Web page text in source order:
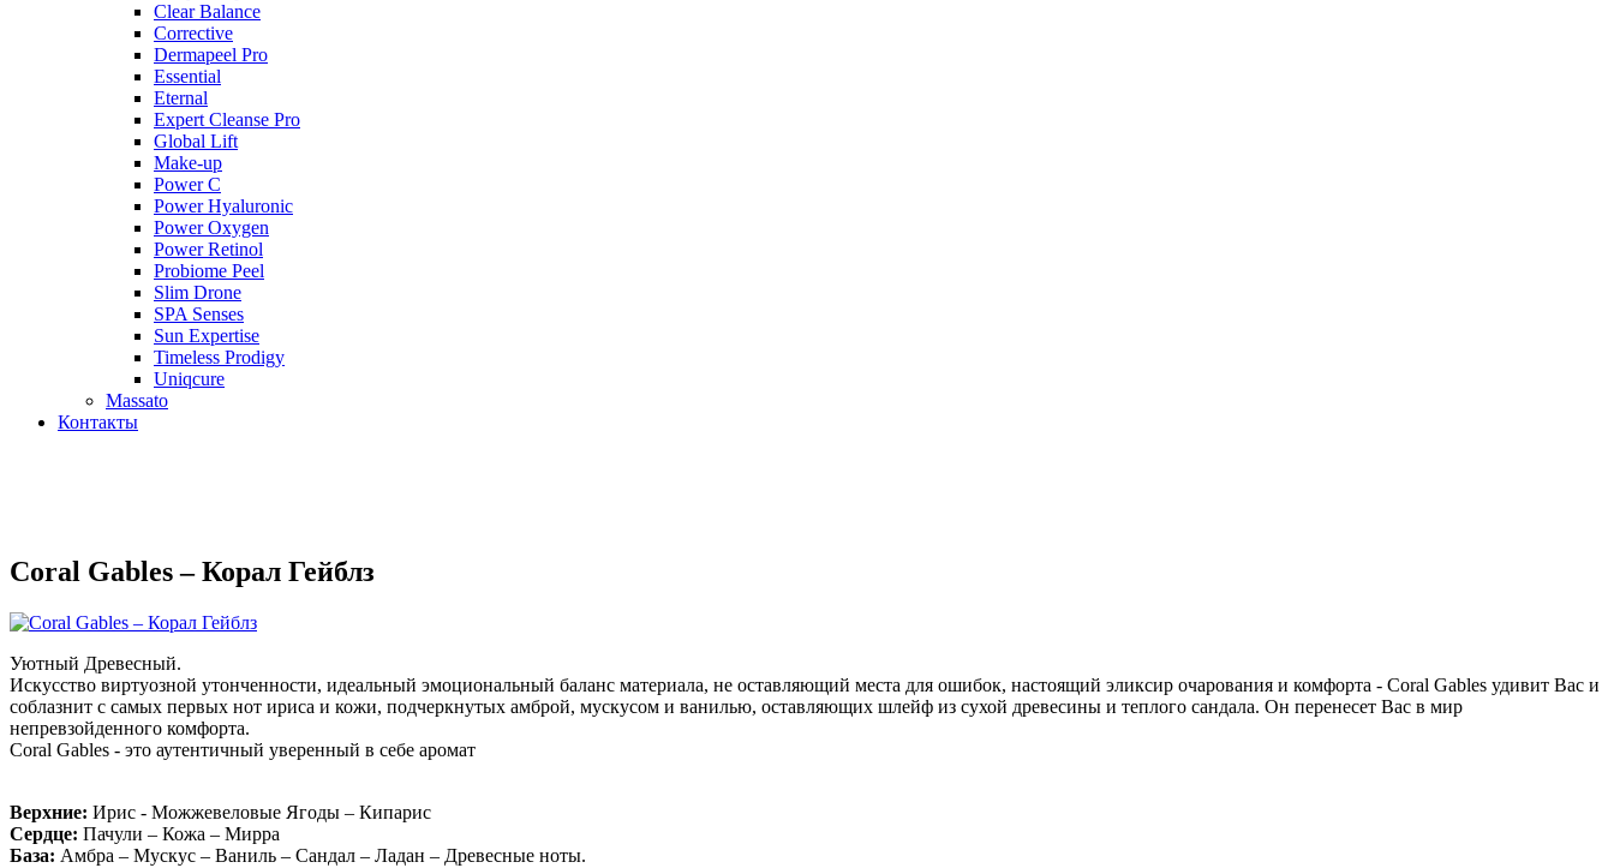
Clear Balance
Corrective
Dermapeel Pro
Essential
Eternal
Expert Cleanse Pro
Global Lift
Make-up
Power C
Power Hyaluronic
Power Oxygen
Power Retinol
Probiome Peel
Slim Drone
SPA Senses
Sun Expertise
Timeless Prodigy
Uniqcure
Massato
Контакты
Coral Gables – Корал Гейблз
Уютный Древесный.
Искусство виртуозной утонченности, идеальный эмоциональный баланс материала, не оставляющий места для ошибок, настоящий эликсир очарования и комфорта - Coral Gables удивит Вас и
соблазнит с самых первых нот ириса и кожи, подчеркнутых амброй, мускусом и ванилью, оставляющих шлейф из сухой древесины и теплого сандала. Он перенесет Вас в мир
непревзойденного комфорта.
Coral Gables - это аутентичный уверенный в себе аромат
Верхние: Ирис - Можжевеловые Ягоды – Кипарис
Сердце: Пачули – Кожа – Мирра
База: Амбра – Мускус – Ваниль – Сандал – Ладан – Древесные ноты.